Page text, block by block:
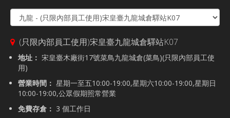
(只限內部員工使用)宋皇臺九龍城倉驛站K07
地址： 宋皇臺木廠街17號菜鳥九龍城倉(菜鳥)(只限內部員工使
用)
營業時間： 星期一至五10:00-19:00,星期六10:00-19:00,星期日
10:00-19:00,公眾假期照常營業
免費存倉： 3 個工作日